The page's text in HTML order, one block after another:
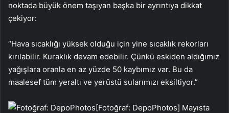
noktada büyük önem taşıyan başka bir ayrıntıya dikkat
çekiyor:
“Hava sıcaklığı yüksek olduğu için yine sıcaklık rekorları
kırılabilir. Kuraklık devam edebilir. Çünkü eskiden aldığımız
yağışlara oranla en az yüzde 50 kaybımız var. Bu da
maalesef tüm yeraltı ve yerüstü sularımızı eksiltiyor.”
[Fotoğraf: DepoPhotos] Mayısta